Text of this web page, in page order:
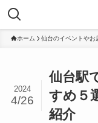
ホーム 仙台のイベントやお
仙台駅
すめ５
紹介
2024
4/26